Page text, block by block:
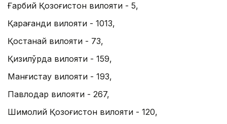
Ғарбий Қозоғистон вилояти - 5,
Қарағанди вилояти - 1013,
Қостанай вилояти - 73,
Қизилўрда вилояти - 159,
Манғистау вилояти - 193,
Павлодар вилояти - 267,
Шимолий Қозоғистон вилояти - 120,